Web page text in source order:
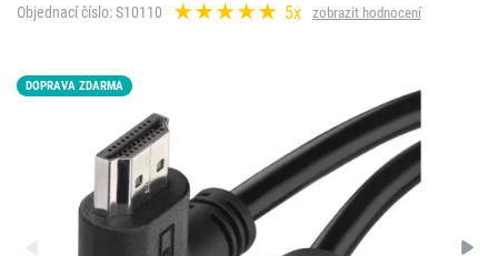
Objednací číslo: S10110 5x zobrazit hodnocení
DOPRAVA ZDARMA